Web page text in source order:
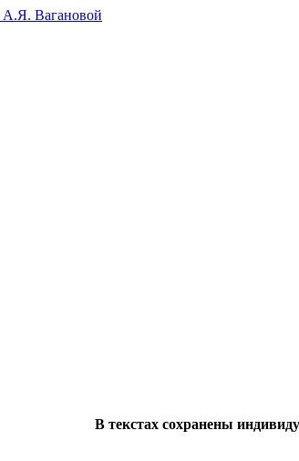
А.Я. Вагановой
В текстах сохранены